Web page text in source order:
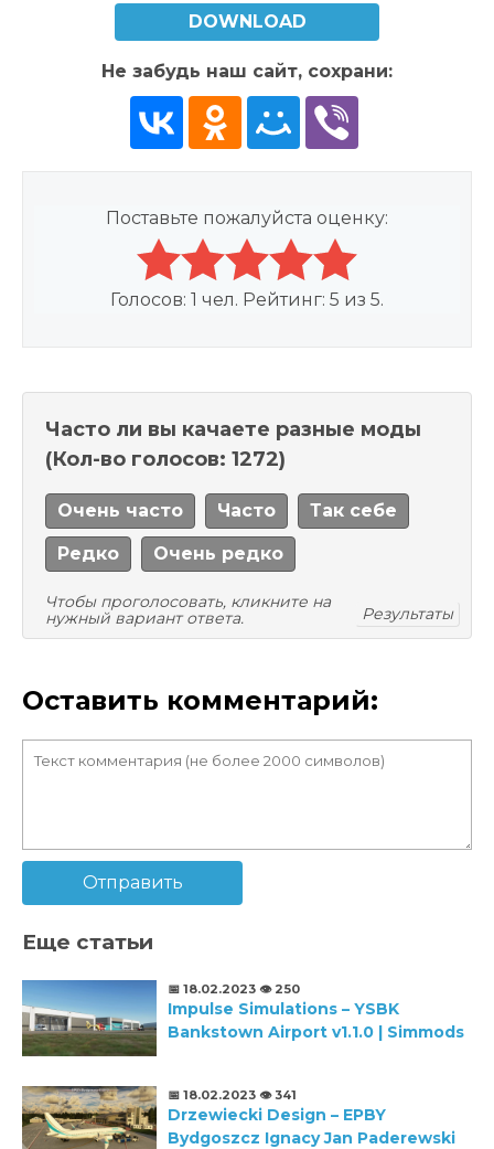
DOWNLOAD
Не забудь наш сайт, сохрани:
Поставьте пожалуйста оценку:
Голосов: 1 чел. Рейтинг: 5 из 5.
Часто ли вы качаете разные моды
(Кол-во голосов: 1272)
Очень часто Часто Так себе
Редко Очень редко
Чтобы проголосовать, кликните на
нужный вариант ответа.
Результаты
Оставить комментарий:
Отправить
Еще статьи
📅 18.02.2023 👁️ 250
Impulse Simulations – YSBK
Bankstown Airport v1.1.0 | Simmods
📅 18.02.2023 👁️ 341
Drzewiecki Design – EPBY
Bydgoszcz Ignacy Jan Paderewski